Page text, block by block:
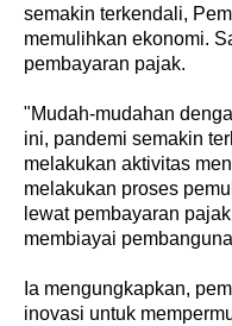
semakin terkendali,
memulihkan ekonomi.
pembayaran pajak.
"Mudah-mudahan
ini, pandemi semakin
melakukan aktivitas
melakukan proses
lewat pembayaran
membiayai
Ia mengungkapkan,
inovasi untuk